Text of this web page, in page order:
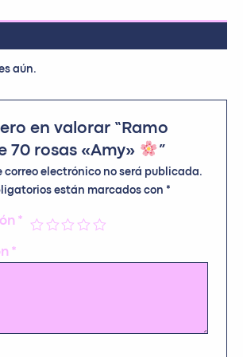
aún.
en valorar “Ramo
70 rosas «Amy»
”
correo electrónico no será publicada.
están marcados con *
*
*